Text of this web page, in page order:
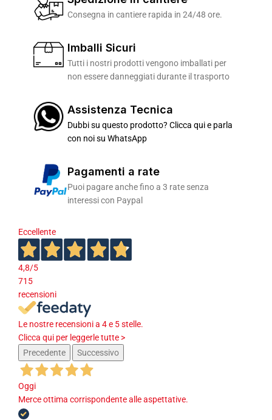
Consegna in cantiere rapida in 24/48 ore.
Imballi Sicuri
Tutti i nostri prodotti vengono imballati per
non essere danneggiati durante il trasporto
Assistenza Tecnica
Dubbi su questo prodotto? Clicca qui e parla
con noi su WhatsApp
Pagamenti a rate
Puoi pagare anche fino a 3 rate senza
interessi con Paypal
Eccellente
4,8/5
715
recensioni
Le nostre recensioni a 4 e 5 stelle.
Clicca qui per leggerle tutte >
Precedente
Successivo
Oggi
Merce ottima corrispondente alle aspettative.